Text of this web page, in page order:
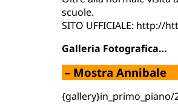
scuole.
SITO UFFICIALE: http://
Galleria Fotografica…
– Mostra